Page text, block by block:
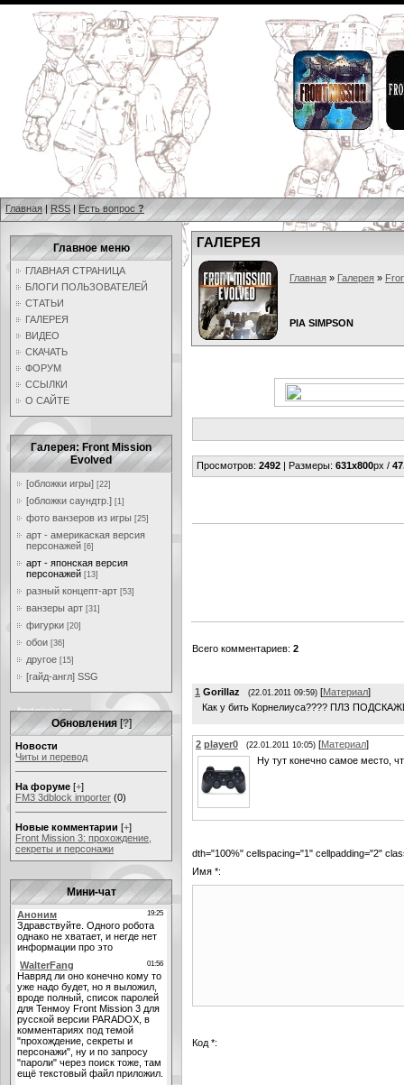
Главная | RSS | Есть вопрос ?
Главное меню
ГЛАВНАЯ СТРАНИЦА
БЛОГИ ПОЛЬЗОВАТЕЛЕЙ
СТАТЬИ
ГАЛЕРЕЯ
ВИДЕО
СКАЧАТЬ
ФОРУМ
ССЫЛКИ
О САЙТЕ
Галерея: Front Mission
Evolved
[обложки игры] [22]
[обложки саундтр.] [1]
фото ванзеров из игры [25]
арт - америкаская версия
персонажей [6]
арт - японская версия
персонажей [13]
разный концепт-арт [53]
ванзеры арт [31]
фигурки [20]
обои [36]
другое [15]
[гайд-англ] SSG
Обновления [?]
Новости
Читы и перевод
На форуме [+]
FM3 3dblock importer (0)
Новые комментарии [+]
Front Mission 3: прохождение,
секреты и персонажи
Мини-чат
ГАЛЕРЕЯ
Главная » Галерея »
PIA SIMPSON
Просмотров: 2492 | Размеры: 631x800px /
Всего комментариев: 2
1 Gorillaz (22.01.2011 09:59) [Материал]
Как у бить Корнелиуса???? ПЛЗ
2 player0 (22.01.2011 10:05) [Материал]
Ну тут конечно самое место,
dth="100%" cellspacing="1" cellpadding="2"
Имя *:
Код *: